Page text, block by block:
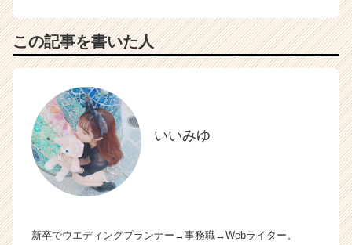
この記事を書いた人
いいみゆ
新卒でウエディングプランナー→事務職→Webライター。